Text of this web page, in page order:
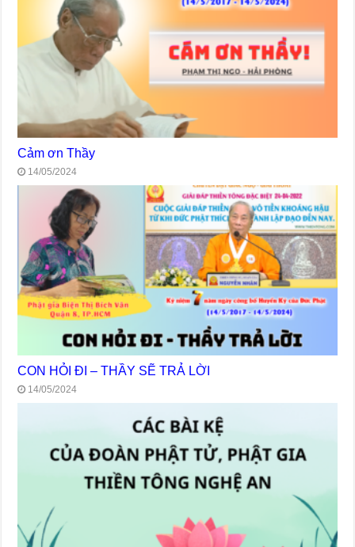
Cảm ơn Thầy
14/05/2024
CON HỎI ĐI – THẦY SẼ TRẢ LỜI
14/05/2024